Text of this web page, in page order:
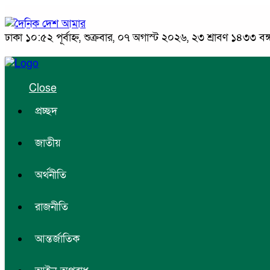
ঢাকা ১০:৫২ পূর্বাহ্ন, শুক্রবার, ০৭ অগাস্ট ২০২৬, ২৩ শ্রাবণ ১৪৩৩
Close
প্রচ্ছদ
জাতীয়
অর্থনীতি
রাজনীতি
আন্তর্জাতিক